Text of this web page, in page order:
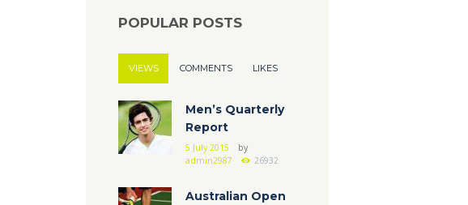
POPULAR POSTS
VIEWS COMMENTS LIKES
Men’s Quarterly
Report
5 July 2015
by
admin2987
26932
Australian Open